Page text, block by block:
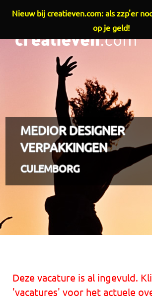
Overslaan en naar de inhoud gaan
HOOFDMENU
MEDIOR DESIGNER
VERPAKKINGEN
CULEMBORG
Deze vacature is al ingevuld.
'vacatures' voor het actuele
Nieuw bij creatieven.com: als zzp'er
op je geld!